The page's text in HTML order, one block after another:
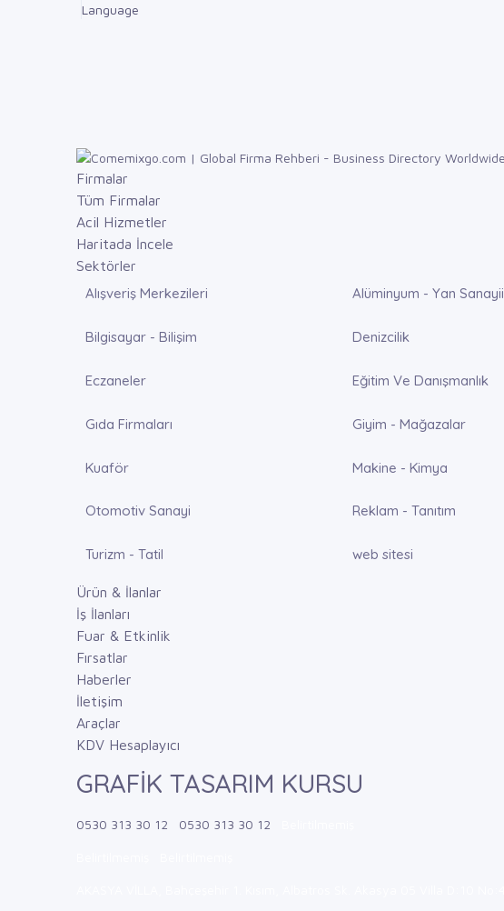
Language
Firmalar
Tüm Firmalar
Acil Hizmetler
Haritada İncele
Sektörler
Alışveriş Merkezileri Alüminyum - Yan Sanayii
Bilgisayar - Bilişim Denizcilik
Eczaneler Eğitim Ve Danışmanlık
Gıda Firmaları Giyim - Mağazalar
Kuaför Makine - Kimya
Otomotiv Sanayi Reklam - Tanıtım
Turizm - Tatil web sitesi
Ürün & İlanlar
İş İlanları
Fuar & Etkinlik
Fırsatlar
Haberler
İletişim
Araçlar
KDV Hesaplayıcı
GRAFİK TASARIM KURSU
0530 313 30 12 0530 313 30 12